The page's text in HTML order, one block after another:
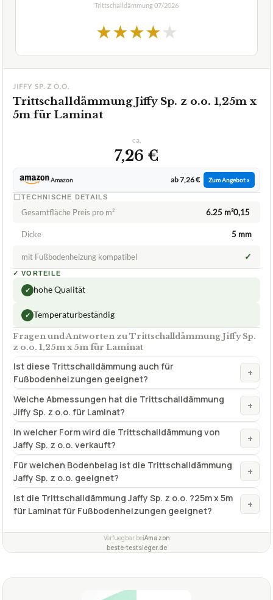
Trittschalldämmung07/2026
★★★★★
JIFFY SP. Z O.O.
Trittschalldämmung Jiffy Sp. z o.o. 1,25m x
5m für Laminat
ca.
7,26 €
Amazon ab 7,26 € Zum Angebot »
TECHNISCHE DETAILS
Gesamtfläche Preis pro m² 6.25 m²0,15 
Dicke 5 mm
mit Fußbodenheizung kompatibel ✓
✓ VORTEILE
✓ hohe Qualität
✓ Temperaturbeständig
Fragen und Antworten zu Trittschalldämmung Jiffy Sp.
z o.o. 1,25m x 5m für Laminat
Ist diese Trittschalldämmung auch für
Fußbodenheizungen geeignet?
+
Welche Abmessungen hat die Trittschalldämmung
Jiffy Sp. z o.o. für Laminat?
+
In welcher Form wird die Trittschalldämmung von
Jaffy Sp. z o.o. verkauft?
+
Für welchen Bodenbelag ist die Trittschalldämmung
Jaffy Sp. z o.o. geeignet?
+
Ist die Trittschalldämmung Jaffy Sp. z o.o. ?25m x 5m
für Laminat für Fußbodenheizungen geeignet?
+
Verfuegbar beiAmazon
beste-testsieger.de